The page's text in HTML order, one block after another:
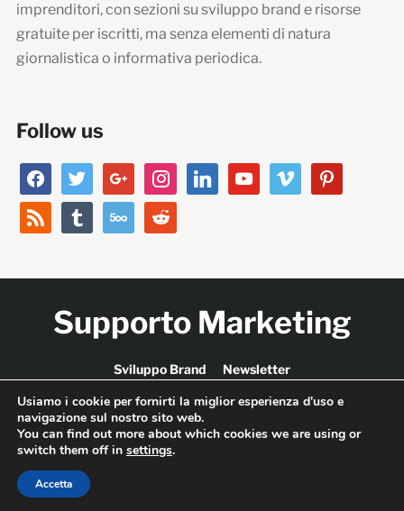
imprenditori, con sezioni su sviluppo brand e risorse
gratuite per iscritti, ma senza elementi di natura
giornalistica o informativa periodica.
Follow us
facebooktwitter google instagramlinkedinyoutubevimeo pinterest
rss tumblr 500px reddit
Supporto Marketing
Sviluppo Brand Newsletter
Copyright © 2026 Supporto Marketing.
Usiamo i cookie per fornirti la miglior esperienza d'uso e
navigazione sul nostro sito web.
You can find out more about which cookies we are using or
switch them off in settings.
Accetta